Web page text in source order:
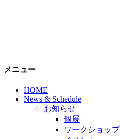
メニュー
HOME
News & Schedule
お知らせ
個展
ワークショップ